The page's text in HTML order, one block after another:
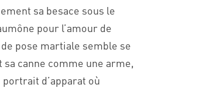
sa besace sous le
pour l’amour de
pose martiale semble se
canne comme une arme,
d’apparat où